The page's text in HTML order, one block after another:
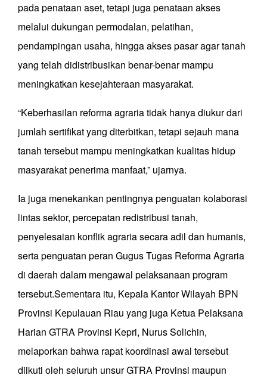
pada penataan aset, tetapi juga penataan akses
melalui dukungan permodalan, pelatihan,
pendampingan usaha, hingga akses pasar agar tanah
yang telah didistribusikan benar-benar mampu
meningkatkan kesejahteraan masyarakat.
“Keberhasilan reforma agraria tidak hanya diukur dari
jumlah sertifikat yang diterbitkan, tetapi sejauh mana
tanah tersebut mampu meningkatkan kualitas hidup
masyarakat penerima manfaat,” ujarnya.
Ia juga menekankan pentingnya penguatan kolaborasi
lintas sektor, percepatan redistribusi tanah,
penyelesaian konflik agraria secara adil dan humanis,
serta penguatan peran Gugus Tugas Reforma Agraria
di daerah dalam mengawal pelaksanaan program
tersebut.Sementara itu, Kepala Kantor Wilayah BPN
Provinsi Kepulauan Riau yang juga Ketua Pelaksana
Harian GTRA Provinsi Kepri, Nurus Solichin,
melaporkan bahwa rapat koordinasi awal tersebut
diikuti oleh seluruh unsur GTRA Provinsi maupun